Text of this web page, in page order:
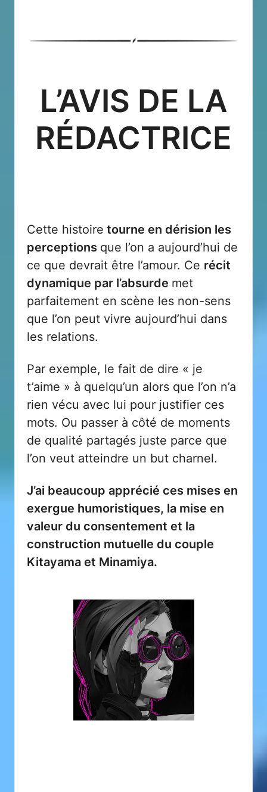
L’AVIS DE LA
RÉDACTRICE
Cette histoire tourne en dérision les
perceptions que l’on a aujourd’hui de
ce que devrait être l’amour. Ce récit
dynamique par l’absurde met
parfaitement en scène les non-sens
que l’on peut vivre aujourd’hui dans
les relations.
Par exemple, le fait de dire « je
t’aime » à quelqu’un alors que l’on n’a
rien vécu avec lui pour justifier ces
mots. Ou passer à côté de moments
de qualité partagés juste parce que
l’on veut atteindre un but charnel.
J’ai beaucoup apprécié ces mises en
exergue humoristiques, la mise en
valeur du consentement et la
construction mutuelle du couple
Kitayama et Minamiya.